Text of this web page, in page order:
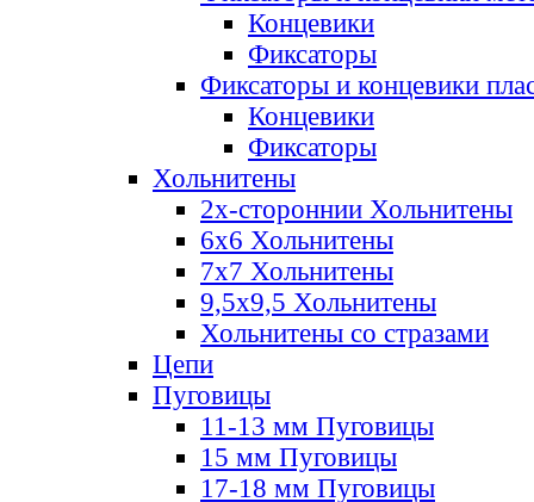
Концевики
Фиксаторы
Фиксаторы и концевики
Концевики
Фиксаторы
Хольнитены
2х-стороннии Хольнитены
6х6 Хольнитены
7х7 Хольнитены
9,5х9,5 Хольнитены
Хольнитены со стразами
Цепи
Пуговицы
11-13 мм Пуговицы
15 мм Пуговицы
17-18 мм Пуговицы